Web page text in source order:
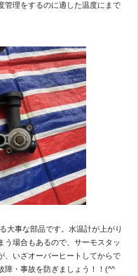
管理をするのに適した温度にまで
大事な部品です。水温計が上がり
う場合もあるので、サーモスタッ
、いざオーバーヒートしてからで
・事故を防ぎましょう！！(^^ゞ